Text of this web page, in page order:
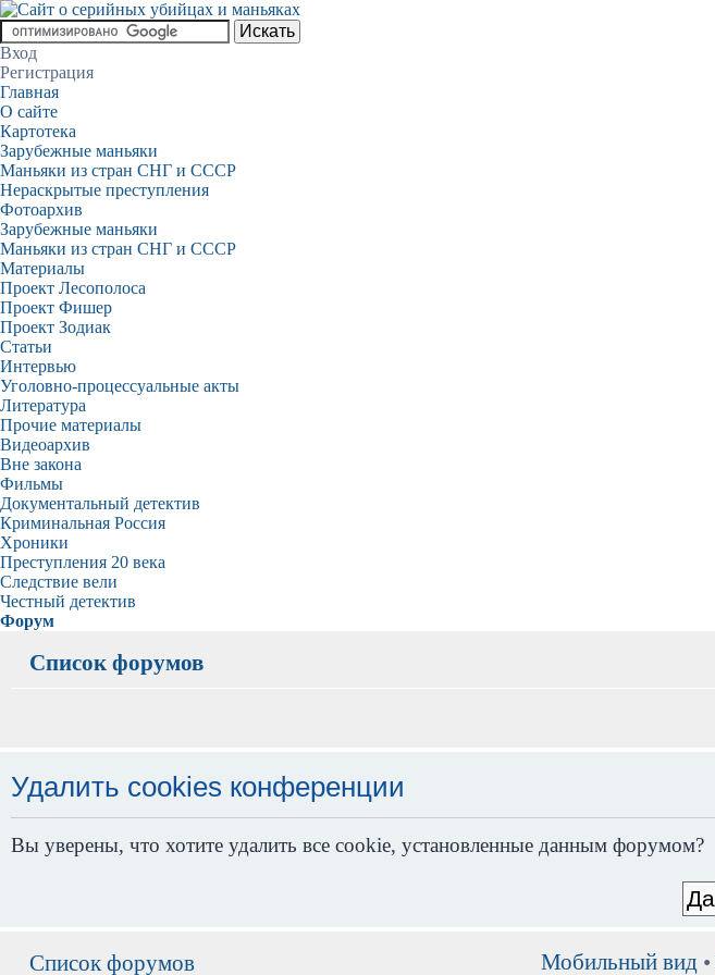
Вход
Регистрация
Главная
О сайте
Картотека
Зарубежные маньяки
Маньяки из стран СНГ и СССР
Нераскрытые преступления
Фотоархив
Зарубежные маньяки
Маньяки из стран СНГ и СССР
Материалы
Проект Лесополоса
Проект Фишер
Проект Зодиак
Статьи
Интервью
Уголовно-процессуальные акты
Литература
Прочие материалы
Видеоархив
Вне закона
Фильмы
Документальный детектив
Криминальная Россия
Хроники
Преступления 20 века
Следствие вели
Честный детектив
Форум
Список форумов
Удалить cookies конференции
Вы уверены, что хотите удалить все cookie, установленные данным форумом?
Список форумов Мобильный вид •